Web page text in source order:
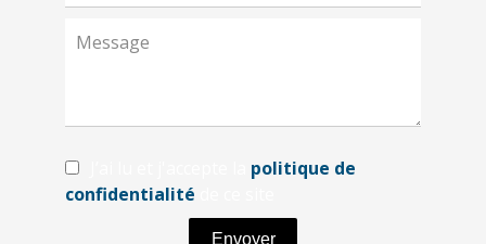
politique de
confidentialité
Envoyer